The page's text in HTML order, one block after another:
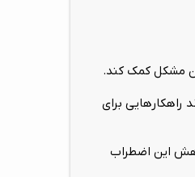
مشکل کمک کند.
راهکارهایی برای
این اضطراب